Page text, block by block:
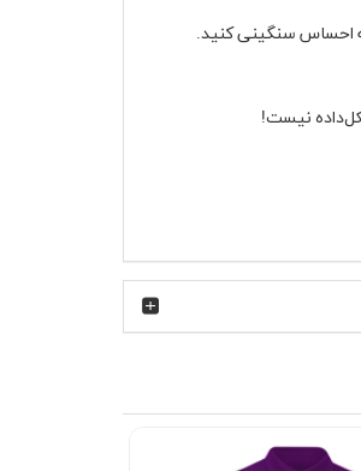
احساس سنگینی کنید.
نیست!
شما دارد.